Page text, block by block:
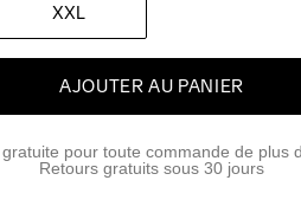
XXL
AJOUTER AU PANIER
pour toute commande de plus
Retours gratuits sous 30 jours